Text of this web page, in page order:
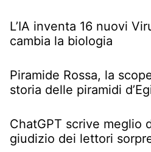
L’IA inventa 16 nuovi
cambia la biologia
Piramide Rossa, la
storia delle piramidi
ChatGPT scrive meglio
giudizio dei lettori